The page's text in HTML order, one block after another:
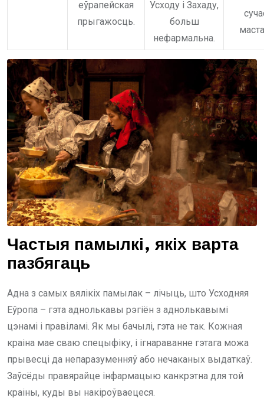
еўрапейская
прыгажосць.
Усходу і Захаду,
больш
нефармальна.
Частыя памылкі, якіх варта
пазбягаць
Адна з самых вялікіх памылак – лічыць, што Усходняя
Еўропа – гэта аднолькавы рэгіён з аднолькавымі
цэнамі і правіламі. Як мы бачылі, гэта не так. Кожная
краіна мае сваю спецыфіку, і ігнараванне гэтага можа
прывесці да непаразуменняў або нечаканых выдаткаў.
Заўсёды правярайце інфармацыю канкрэтна для той
краіны, куды вы накіроўваецеся.